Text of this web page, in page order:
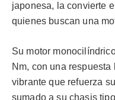
japonesa, la convierte
quienes buscan una
Su motor
Nm, con una
vibrante que refuerza
sumado a su chasis